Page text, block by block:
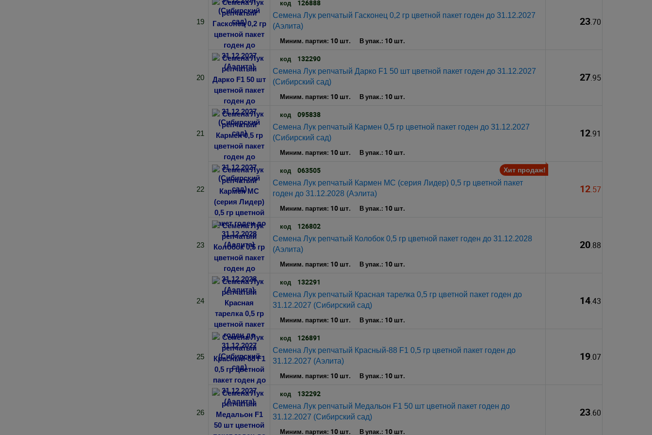
19
код 126888
Семена Лук репчатый Гасконец 0,2 гр цветной пакет годен до 31.12.2027
(Аэлита)
Миним. партия: 10 шт. В упак.: 10 шт.
23.70
20
код 132290
Семена Лук репчатый Дарко F1 50 шт цветной пакет годен до 31.12.2027
(Сибирский сад)
Миним. партия: 10 шт. В упак.: 10 шт.
27.95
21
код 095838
Семена Лук репчатый Кармен 0,5 гр цветной пакет годен до 31.12.2027
(Сибирский сад)
Миним. партия: 10 шт. В упак.: 10 шт.
12.91
22
код 063505
Семена Лук репчатый Кармен МС (серия Лидер) 0,5 гр цветной пакет
годен до 31.12.2028 (Аэлита)
Миним. партия: 10 шт. В упак.: 10 шт.
Хит продаж!
12.57
23
код 126802
Семена Лук репчатый Колобок 0,5 гр цветной пакет годен до 31.12.2028
(Аэлита)
Миним. партия: 10 шт. В упак.: 10 шт.
20.88
24
код 132291
Семена Лук репчатый Красная тарелка 0,5 гр цветной пакет годен до
31.12.2027 (Сибирский сад)
Миним. партия: 10 шт. В упак.: 10 шт.
14.43
25
код 126891
Семена Лук репчатый Красный-88 F1 0,5 гр цветной пакет годен до
31.12.2027 (Аэлита)
Миним. партия: 10 шт. В упак.: 10 шт.
19.07
26
код 132292
Семена Лук репчатый Медальон F1 50 шт цветной пакет годен до
31.12.2027 (Сибирский сад)
Миним. партия: 10 шт. В упак.: 10 шт.
23.60